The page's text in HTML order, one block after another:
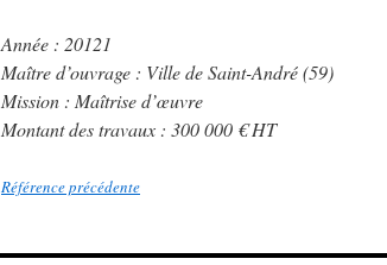
Année : 20121
Maître d’ouvrage : Ville de Saint-André (59)
Mission : Maîtrise d’œuvre
Montant des travaux : 300 000 € HT
Référence précédente